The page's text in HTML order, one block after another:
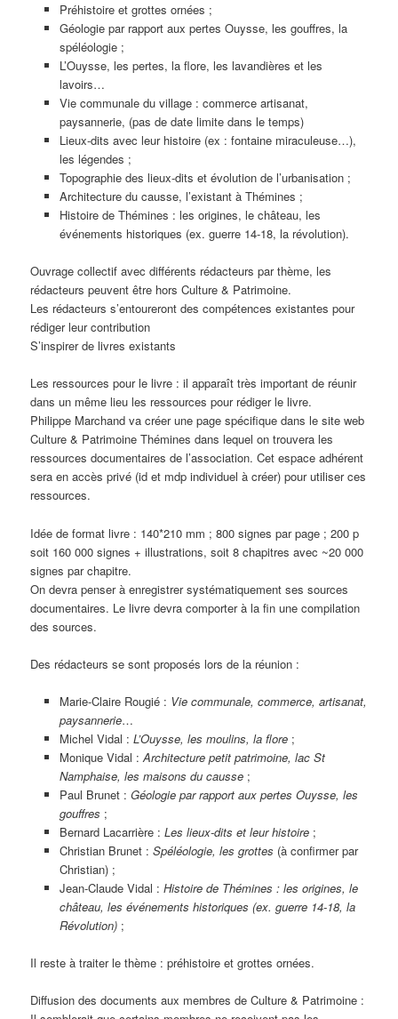
Préhistoire et grottes ornées ;
Géologie par rapport aux pertes Ouysse, les gouffres, la
spéléologie ;
L’Ouysse, les pertes, la flore, les lavandières et les
lavoirs…
Vie communale du village : commerce artisanat,
paysannerie, (pas de date limite dans le temps)
Lieux-dits avec leur histoire (ex : fontaine miraculeuse…),
les légendes ;
Topographie des lieux-dits et évolution de l’urbanisation ;
Architecture du causse, l’existant à Thémines ;
Histoire de Thémines : les origines, le château, les
événements historiques (ex. guerre 14-18, la révolution).
Ouvrage collectif avec différents rédacteurs par thème, les
rédacteurs peuvent être hors Culture & Patrimoine.
Les rédacteurs s’entoureront des compétences existantes pour
rédiger leur contribution
S’inspirer de livres existants
Les ressources pour le livre : il apparaît très important de réunir
dans un même lieu les ressources pour rédiger le livre.
Philippe Marchand va créer une page spécifique dans le site web
Culture & Patrimoine Thémines dans lequel on trouvera les
ressources documentaires de l’association. Cet espace adhérent
sera en accès privé (id et mdp individuel à créer) pour utiliser ces
ressources.
Idée de format livre : 140*210 mm ; 800 signes par page ; 200 p
soit 160 000 signes + illustrations, soit 8 chapitres avec ~20 000
signes par chapitre.
On devra penser à enregistrer systématiquement ses sources
documentaires. Le livre devra comporter à la fin une compilation
des sources.
Des rédacteurs se sont proposés lors de la réunion :
Marie-Claire Rougié : Vie communale, commerce, artisanat,
paysannerie…
Michel Vidal : L’Ouysse, les moulins, la flore ;
Monique Vidal :Architecture petit patrimoine, lac St
Namphaise, les maisons du causse;
Paul Brunet : Géologie par rapport aux pertes Ouysse, les
gouffres ;
Bernard Lacarrière : Les lieux-dits et leur histoire;
Christian Brunet : Spéléologie, les grottes (à confirmer par
Christian) ;
Jean-Claude Vidal : Histoire de Thémines : les origines, le
château, les événements historiques (ex. guerre 14-18, la
Révolution);
Il reste à traiter le thème : préhistoire et grottes ornées.
Diffusion des documents aux membres de Culture & Patrimoine :